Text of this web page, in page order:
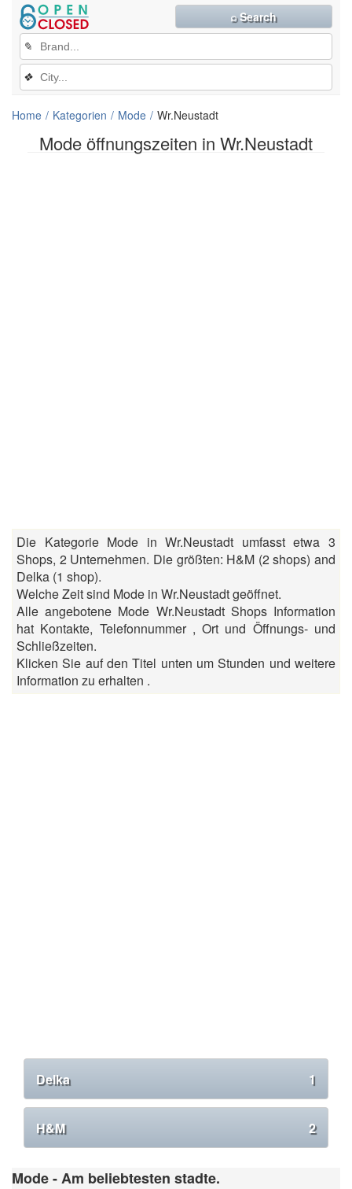
Mode öffnungszeiten in Wr.Neustadt
✎
❖
⌕ Search
Home Kategorien Mode Wr.Neustadt
Die Kategorie Mode in Wr.Neustadt umfasst etwa 3
Shops, 2 Unternehmen. Die größten: H&M (2 shops) and
Delka (1 shop).
Welche Zeit sind Mode in Wr.Neustadt geöffnet.
Alle angebotene Mode Wr.Neustadt Shops Information
hat Kontakte, Telefonnummer , Ort und Öffnungs- und
Schließzeiten.
Klicken Sie auf den Titel unten um Stunden und weitere
Information zu erhalten .
Delka 1
H&M 2
Mode - Am beliebtesten stadte.